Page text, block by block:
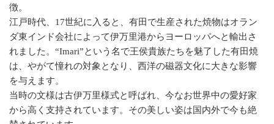
徴。
江戸時代、17世紀に入ると、有田で生産された焼物はオラン
ダ東インド会社によって伊万里港からヨーロッパへと輸出さ
れました。“Imari”という名で王侯貴族たちを魅了した有田焼
は、やがて憧れの対象となり、西洋の磁器文化に大きな影響
を与えます。
当時の文様は古伊万里様式と呼ばれ、今なお世界中の愛好家
から高く支持されています。その美しい姿は国内外で今も絶